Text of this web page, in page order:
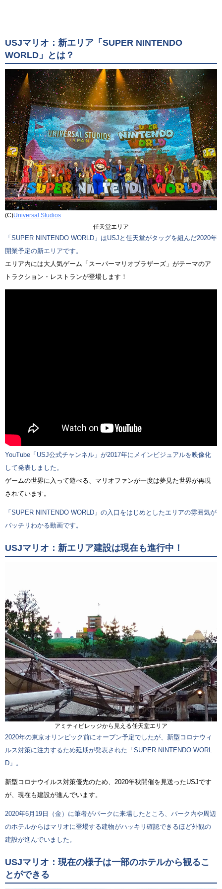
USJマリオ：新エリア「SUPER NINTENDO
WORLD」とは？
(C)Universal Studios
任天堂エリア
「SUPER NINTENDO WORLD」はUSJと任天堂がタッグを組んだ2020年
開業予定の新エリアです。
エリア内には大人気ゲーム「スーパーマリオブラザーズ」がテーマのア
トラクション・レストランが登場します！
YouTube「USJ公式チャンネル」が2017年にメインビジュアルを映像化
して発表しました。
ゲームの世界に入って遊べる、マリオファンが一度は夢見た世界が再現
されています。
「SUPER NINTENDO WORLD」の入口をはじめとしたエリアの雰囲気が
バッチリわかる動画です。
USJマリオ：新エリア建設は現在も進行中！
アミティビレッジから見える任天堂エリア
2020年の東京オリンピック前にオープン予定でしたが、新型コロナウィ
ルス対策に注力するため延期が発表された「SUPER NINTENDO WORL
D」。
新型コロナウイルス対策優先のため、2020年秋開催を見送ったUSJです
が、現在も建設が進んでいます。
2020年6月19日（金）に筆者がパークに来場したところ、パーク内や周辺
のホテルからはマリオに登場する建物がハッキリ確認できるほど外観の
建設が進んでいました。
USJマリオ：現在の様子は一部のホテルから観るこ
とができる